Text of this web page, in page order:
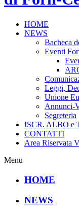
HOME
NEWS
Bacheca
Eventi
Leggi,
Unione
Annunci-
Segreteria
ISCR. ALBO e
CONTATTI
Area Riservata
Menu
HOME
NEWS